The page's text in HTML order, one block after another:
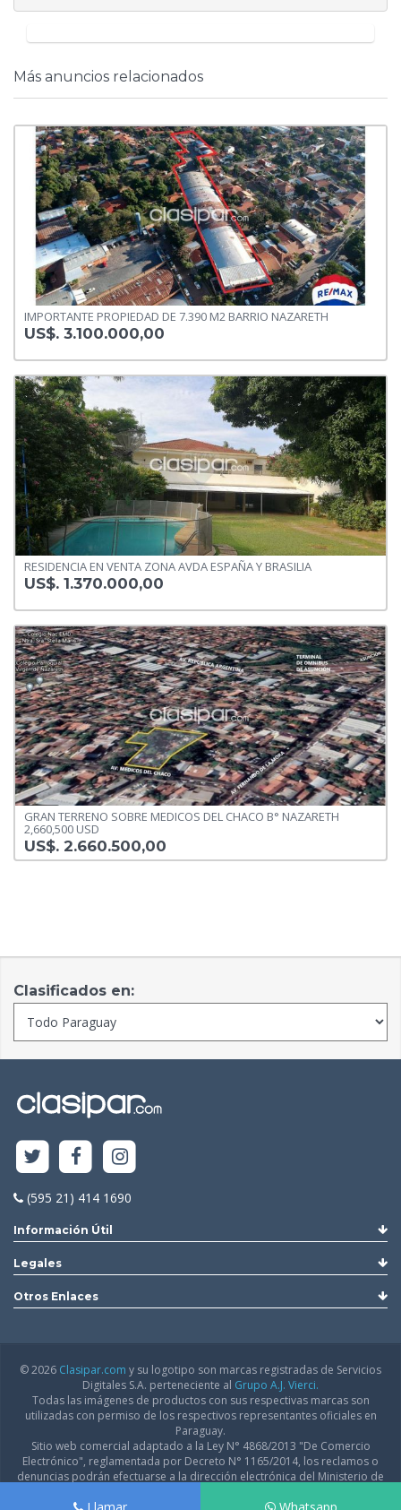
Más anuncios relacionados
IMPORTANTE PROPIEDAD DE 7.390 M2 BARRIO NAZARETH
US$. 3.100.000,00
RESIDENCIA EN VENTA ZONA AVDA ESPAÑA Y BRASILIA
US$. 1.370.000,00
GRAN TERRENO SOBRE MEDICOS DEL CHACO B° NAZARETH
2,660,500 USD
US$. 2.660.500,00
Clasificados en:
(595 21) 414 1690
Información Útil
Legales
Otros Enlaces
© 2026 Clasipar.com y su logotipo son marcas registradas de Servicios
Digitales S.A. perteneciente al Grupo A.J. Vierci.
Todas las imágenes de productos con sus respectivas marcas son
utilizadas con permiso de los respectivos representantes oficiales en
Paraguay.
Sitio web comercial adaptado a la Ley N° 4868/2013 "De Comercio
Electrónico", reglamentada por Decreto N° 1165/2014, los reclamos o
denuncias podrán efectuarse a la dirección electrónica del Ministerio de